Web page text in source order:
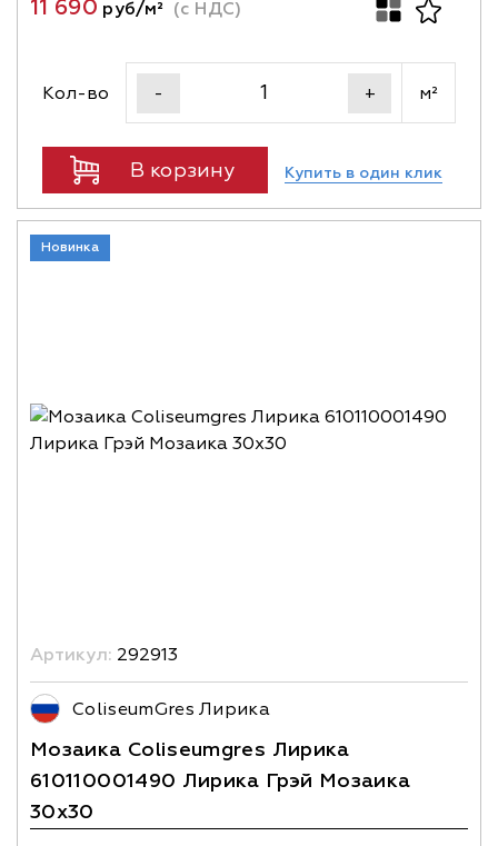
11 690 руб/м² (с НДС)
Кол-во - + м²
В корзину Купить в один клик
Новинка
Артикул: 292913
ColiseumGres Лирика
Мозаика Coliseumgres Лирика
610110001490 Лирика Грэй Мозаика
30x30